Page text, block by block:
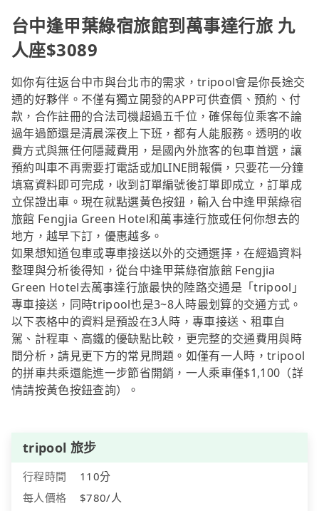
台中逢甲葉綠宿旅館到萬事達行旅 九
人座$3089
如你有往返台中市與台北市的需求，tripool會是你長途交
通的好夥伴。不僅有獨立開發的APP可供查價、預約、付
款，合作註冊的合法司機超過五千位，確保每位乘客不論
過年過節還是清晨深夜上下班，都有人能服務。透明的收
費方式與無任何隱藏費用，是國內外旅客的包車首選，讓
預約叫車不再需要打電話或加LINE問報價，只要花一分鐘
填寫資料即可完成，收到訂單編號後訂單即成立，訂單成
立保證出車。現在就點選黃色按鈕，輸入台中逢甲葉綠宿
旅館 Fengjia Green Hotel和萬事達行旅或任何你想去的
地方，越早下訂，優惠越多。
如果想知道包車或專車接送以外的交通選擇，在經過資料
整理與分析後得知，從台中逢甲葉綠宿旅館 Fengjia
Green Hotel去萬事達行旅最快的陸路交通是「tripool」
專車接送，同時tripool也是3~8人時最划算的交通方式。
以下表格中的資料是預設在3人時，專車接送、租車自
駕、計程車、高鐵的優缺點比較，更完整的交通費用與時
間分析，請見更下方的常見問題。如僅有一人時，tripool
的拼車共乘還能進一步節省開銷，一人乘車僅$1,100（詳
情請按黃色按鈕查詢）。
tripool 旅步
行程時間
110分
每人價格
$780/人